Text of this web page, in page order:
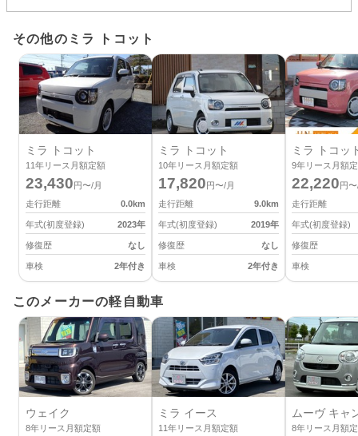
その他のミラ トコット
ミラ トコット
11年リース月額定額
23,430円〜/月
走行距離
0.0km
年式(初度登録) 2023年
修復歴 なし
車検 2年付き
ミラ トコット
10年リース月額定額
17,820円〜/月
走行距離
9.0km
年式(初度登録) 2019年
修復歴 なし
車検 2年付き
ミラ トコッ
9年リース月額
22,220円
走行距離
年式(初度登録)
修復歴
車検
このメーカーの軽自動車
ウェイク
8年リース月額定額
ミラ イース
11年リース月額定額
ムーヴ キャ
8年リース月額